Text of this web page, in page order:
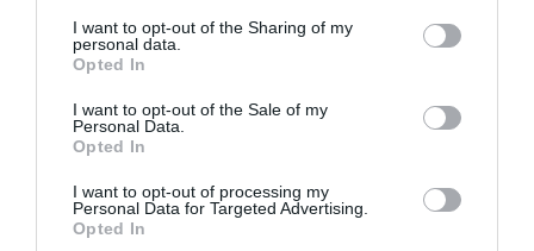
I want to opt-out of the Sharing of my
personal data.
Opted In
I want to opt-out of the Sale of my
Personal Data.
Opted In
I want to opt-out of processing my
Personal Data for Targeted Advertising.
Opted In
Articolul anterior
Recomandările Protecției Civile din Italia
Următorul articol